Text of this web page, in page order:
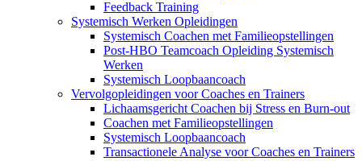
Feedback Training
Systemisch Werken Opleidingen
Systemisch Coachen met Familieopstellingen
Post-HBO Teamcoach Opleiding Systemisch
Werken
Systemisch Loopbaancoach
Vervolgopleidingen voor Coaches en Trainers
Lichaamsgericht Coachen bij Stress en Burn-out
Coachen met Familieopstellingen
Systemisch Loopbaancoach
Transactionele Analyse voor Coaches en Trainers